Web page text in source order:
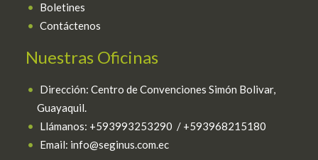
Boletines
Contáctenos
Nuestras Oficinas
Dirección: Centro de Convenciones Simón Bolivar,
Guayaquil.
Llámanos: +593993253290 / +593968215180
Email: info@seginus.com.ec